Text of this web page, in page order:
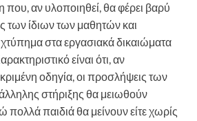
που, αν υλοποιηθεί, θα φέρει βαρύ
των ίδιων των μαθητών και
στα εργασιακά δικαιώματα
είναι ότι, αν
οδηγία, οι προσλήψεις των
στήριξης θα μειωθούν
πολλά παιδιά θα μείνουν είτε χωρίς